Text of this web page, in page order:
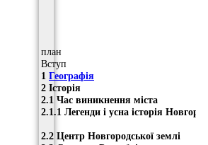
план
Вступ
1 Географія
2 Історія
2.1 Час виникнення міста
2.1.1 Легенди і усна історія
2.2 Центр Новгородської землі